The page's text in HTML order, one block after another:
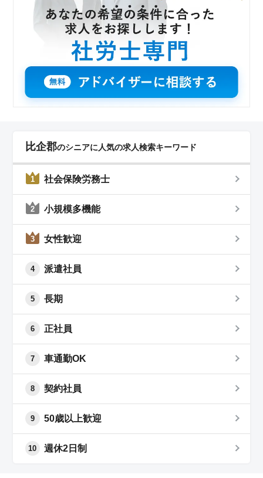
比企郡のシニアに人気の求人検索キーワード
1 社会保険労務士
2 小規模多機能
3 女性歓迎
4 派遣社員
5 長期
6 正社員
7 車通勤OK
8 契約社員
9 50歳以上歓迎
10 週休2日制